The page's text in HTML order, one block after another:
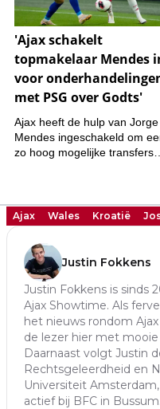
Ajax Wales Kroatië
Justin Fokkens
Justin Fokkens is sinds
Ajax Showtime. Als
het nieuws rondom
de lezer hier met
Daarnaast volgt Justin
Rechtsgeleerdheid en
Universiteit
actief bij BFC in Bussum.